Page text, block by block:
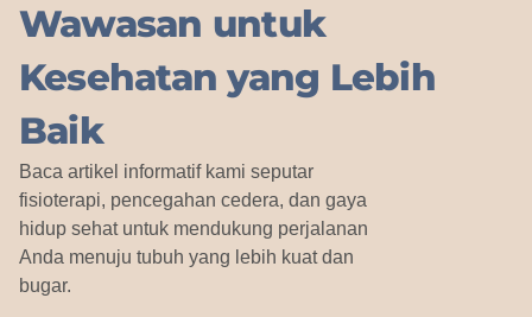
Wawasan untuk
Kesehatan yang Lebih
Baik
Baca artikel informatif kami seputar
fisioterapi, pencegahan cedera, dan gaya
hidup sehat untuk mendukung perjalanan
Anda menuju tubuh yang lebih kuat dan
bugar.